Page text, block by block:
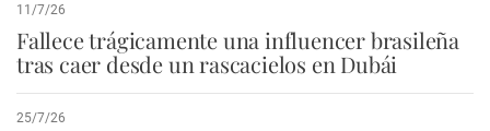
11/7/26
Fallece trágicamente una influencer brasileña
tras caer desde un rascacielos en Dubái
25/7/26